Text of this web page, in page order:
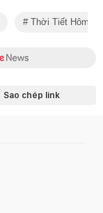
Thời Tiết Hôm
Sao chép link